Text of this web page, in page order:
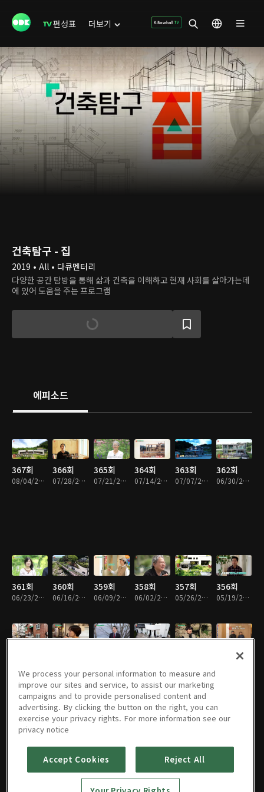
편성표 더보기
건축탐구 - 집
2019 • All • 다큐멘터리
다양한 공간 탐방을 통해 삶과 건축을 이해하고 현재 사회를 살아가는데
에 있어 도움을 주는 프로그램
에피소드
367회
08/04/2026 • 47분
366회
07/28/2026 • 48분
365회
07/21/2026 • 47분
364회
07/14/2026 • 46분
363회
07/07/2026 • 48분
362회
06/30/2026 • 46분
361회
06/23/2026 • 48분
360회
06/16/2026 • 46분
359회
06/09/2026 • 47분
358회
06/02/2026 • 47분
357회
05/26/2026 • 47분
356회
05/19/2026 • 47분
350회
349회
03/31/2026 • 48분
348회 347회 346회 345회 344회
We process your personal information to measure and
improve our sites and service, to assist our marketing
campaigns and to provide personalised content and
advertising. By clicking the button on the right, you can
exercise your privacy rights. For more information see our
privacy notice
Accept Cookies Reject All